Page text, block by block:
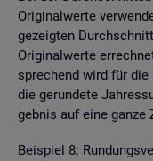
Ori­gi­nal­wer­te
ge­zeig­ten
Ori­gi­nal­wer­te
spre­chend wird für
die ge­run­de­te
geb­nis auf eine ganze
Bei­spiel 8: